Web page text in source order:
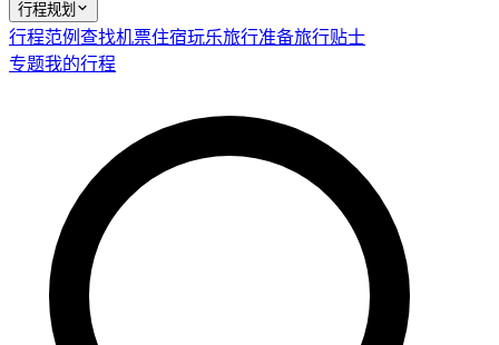
行程规划
行程范例 查找机票住宿玩乐旅行准备旅行贴士
专题我的行程